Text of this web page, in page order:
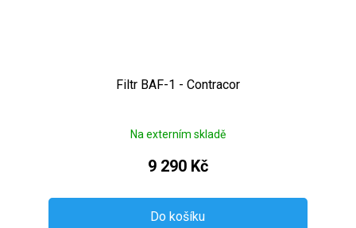
Filtr BAF-1 - Contracor
Na externím skladě
9 290 Kč
Do košíku